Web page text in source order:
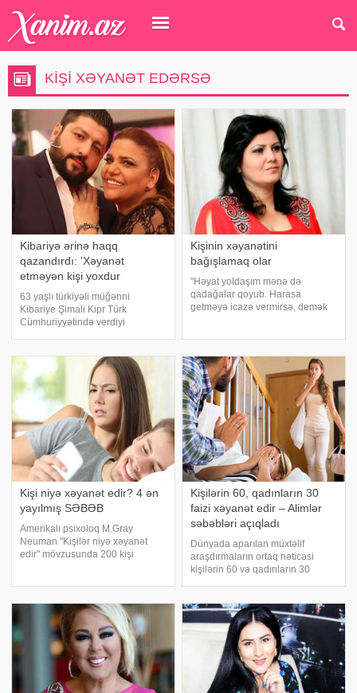
KIŞI XƏYANƏT EDƏRSƏ
Kibariyə ərinə haqq
qazandırdı: 'Xəyanət
etməyən kişi yoxdur
63 yaşlı türkiyəli müğənni
Kibariye Şimali Kipr Türk
Cümhuriyyətində verdiyi
verir ki, o, özündən 20 yaş kiçik
həyat yoldaşı Ali Küçükbalçıkın
adının tez-te
Kişinin xəyanətini
bağışlamaq olar
"Həyat yoldaşım mənə də
qadağalar qoyub. Harasa
getməyə icazə vermirsə, demək
istinadən xəbər verir ki, bu sözlər
Kişi niyə xəyanət edir? 4 ən
yayılmış SƏBƏB
Amerikalı psixoloq M.Gray
Neuman "Kişilər niyə xəyanət
edir" mövzusunda 200 kişi
xanımına xəyanət etdiyi məlu
Kişilərin 60, qadınların 30
faizi xəyanət edir – Alimlər
səbəbləri açıqladı
Dünyada aparılan müxtəlif
araşdırmaların ortaq nəticəsi
kişilərin 60 və qadınların 30
münasibət zaman-zaman sarsıla
bilər. Adətən, həyat yoldaşları bir-
birlərin